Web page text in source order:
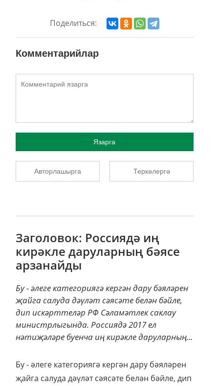
Поделиться:
Комментарийлар
Язарга
Авторлашырга Теркәлергә
Заголовок: Россиядә иң
кирәкле даруларның бәясе
арзанайды
Бу - әлеге категориягә кергән дару бәяләрен
җайга салуда дәүләт сәясәте белән бәйле,
дип искәрттеләр РФ Сәламәтлек саклау
министрлыгында. Россиядә 2017 ел
нәтиҗәләре буенча иң кирәкле даруларның...
Бу - әлеге категориягә кергән дару бәяләрен
җайга салуда дәүләт сәясәте белән бәйле, дип